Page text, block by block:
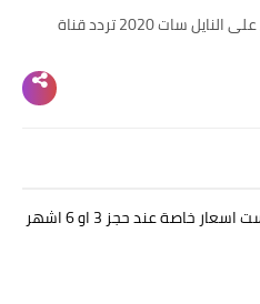
تردد قناة سينما فايف بعد التعديل على النايل سات 2020 تردد قناة
لحجز الاعلانات البنرات والجيست بوست اسعار خاصة عند حجز 3 او 6 اشهر